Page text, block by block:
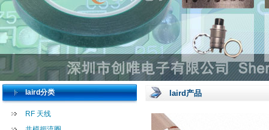
laird分类
RF 天线
laird产品